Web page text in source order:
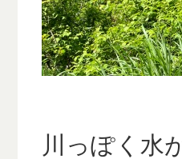
川っぽく水